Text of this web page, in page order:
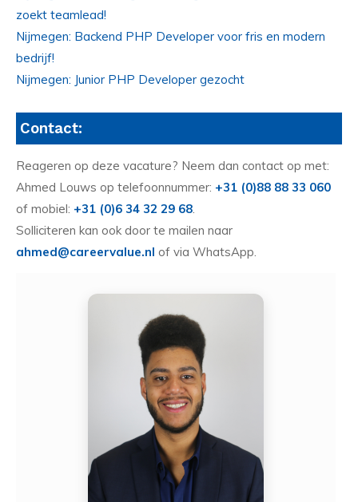
zoekt teamlead!
Nijmegen: Backend PHP Developer voor fris en modern
bedrijf!
Nijmegen: Junior PHP Developer gezocht
Contact:
Reageren op deze vacature? Neem dan contact op met:
Ahmed Louws op telefoonnummer: +31 (0)88 88 33 060
of mobiel: +31 (0)6 34 32 29 68.
Solliciteren kan ook door te mailen naar
ahmed@careervalue.nl of via WhatsApp.